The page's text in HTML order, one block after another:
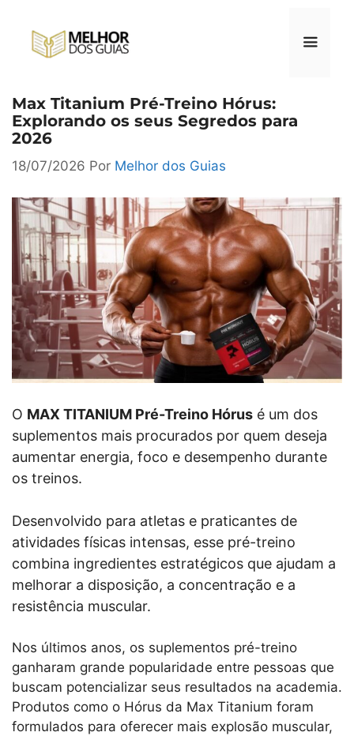
Max Titanium Pré-Treino Hórus:
Explorando os seus Segredos para
2026
18/07/2026 Por Melhor dos Guias
O MAX TITANIUM Pré-Treino Hórus é um dos
suplementos mais procurados por quem deseja
aumentar energia, foco e desempenho durante
os treinos.
Desenvolvido para atletas e praticantes de
atividades físicas intensas, esse pré-treino
combina ingredientes estratégicos que ajudam a
melhorar a disposição, a concentração e a
resistência muscular.
Nos últimos anos, os suplementos pré-treino
ganharam grande popularidade entre pessoas que
buscam potencializar seus resultados na academia.
Produtos como o Hórus da Max Titanium foram
formulados para oferecer mais explosão muscular,